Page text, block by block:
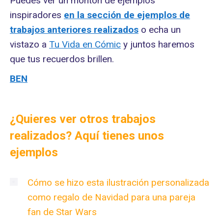
inspiradores en la sección de ejemplos de
trabajos anteriores realizados o echa un
vistazo a Tu Vida en Cómic y juntos haremos
que tus recuerdos brillen.
BEN
¿Quieres ver otros trabajos
realizados? Aquí tienes unos
ejemplos
Cómo se hizo esta ilustración personalizada
como regalo de Navidad para una pareja
fan de Star Wars